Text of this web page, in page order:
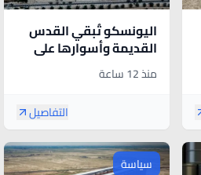
اليونسكو تُبقي القدس
القديمة وأسوارها على
قائمة التراث العالمي
المعرض للخطر
منذ 12 ساعة
التفاصيل
سياسة